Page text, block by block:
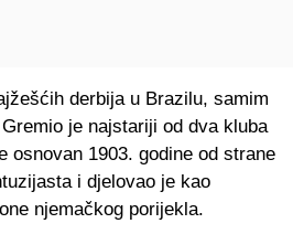
derbija u Brazilu, samim
je najstariji od dva kluba
osnovan 1903. godine od strane
i djelovao je kao
njemačkog porijekla.